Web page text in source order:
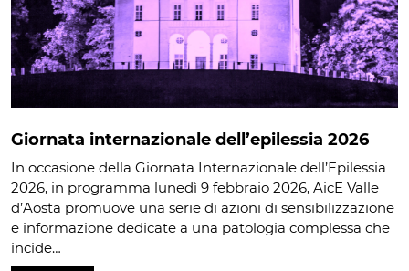
Giornata internazionale dell’epilessia 2026
In occasione della Giornata Internazionale dell’Epilessia
2026, in programma lunedì 9 febbraio 2026, AicE Valle
d’Aosta promuove una serie di azioni di sensibilizzazione
e informazione dedicate a una patologia complessa che
incide…